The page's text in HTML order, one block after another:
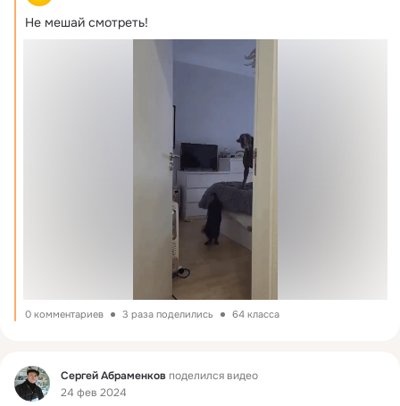
Не мешай смотреть!
0 комментариев 3 раза поделились 64 класса
Фид Сергей Абраменков поделился видео
24 фев 2024